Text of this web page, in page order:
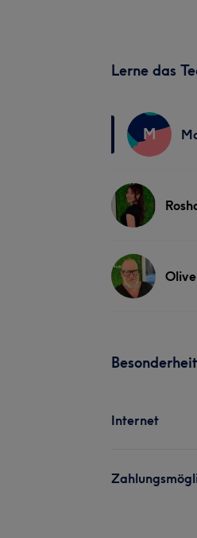
Lerne das
M
Internet